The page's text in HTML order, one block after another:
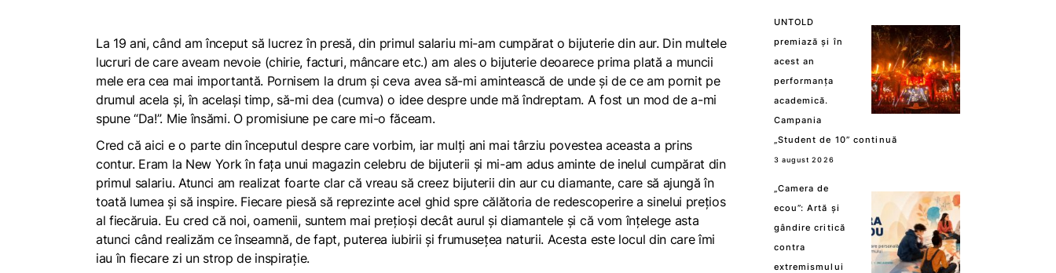
La 19 ani, când am început să lucrez în presă, din primul salariu mi-am cumpărat o bijuterie din aur. Din multele
lucruri de care aveam nevoie (chirie, facturi, mâncare etc.) am ales o bijuterie deoarece prima plată a muncii
mele era cea mai importantă. Pornisem la drum și ceva avea să-mi amintească de unde și de ce am pornit pe
drumul acela și, în același timp, să-mi dea (cumva) o idee despre unde mă îndreptam. A fost un mod de a-mi
spune “Da!”. Mie însămi. O promisiune pe care mi-o făceam.
Cred că aici e o parte din începutul despre care vorbim, iar mulți ani mai târziu povestea aceasta a prins
contur. Eram la New York în fața unui magazin celebru de bijuterii și mi-am adus aminte de inelul cumpărat din
primul salariu. Atunci am realizat foarte clar că vreau să creez bijuterii din aur cu diamante, care să ajungă în
toată lumea și să inspire. Fiecare piesă să reprezinte acel ghid spre călătoria de redescoperire a sinelui prețios
al fiecăruia. Eu cred că noi, oamenii, suntem mai prețioși decât aurul și diamantele și că vom înțelege asta
atunci când realizăm ce înseamnă, de fapt, puterea iubirii și frumusețea naturii. Acesta este locul din care îmi
iau în fiecare zi un strop de inspirație.
UNTOLD
premiază și în
acest an
performanța
academică.
Campania
„Student de 10” continuă
3 august 2026
„Camera de
ecou”: Artă și
gândire critică
contra
extremismului